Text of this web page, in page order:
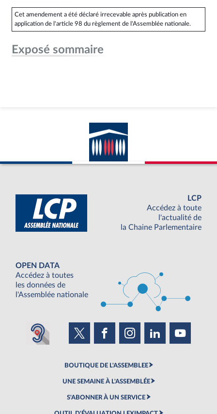
Cet amendement a été déclaré irrecevable après publication en
application de l'article 98 du règlement de l'Assemblée nationale.
Exposé sommaire
LCP
Accédez à toute
l'actualité de
la Chaine Parlementaire
OPEN DATA
Accédez à toutes
les données de
l'Assemblée nationale
BOUTIQUE DE L'ASSEMBLEE
UNE SEMAINE À L'ASSEMBLÉE
S'ABONNER À UN SERVICE